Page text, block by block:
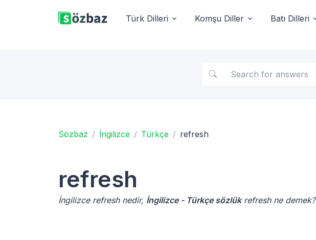
Türk Dilleri Komşu Diller Batı Dilleri
Sözbaz İngilizce Türkçe refresh
refresh
İngilizce refresh nedir, İngilizce - Türkçe sözlükrefresh ne demek?